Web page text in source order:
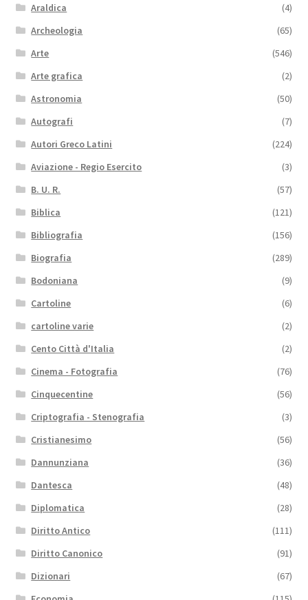
Araldica
(4)
Archeologia
(65)
Arte
(546)
Arte grafica
(2)
Astronomia
(50)
Autografi
(7)
Autori Greco Latini
(224)
Aviazione - Regio Esercito
(3)
B. U. R.
(57)
Biblica
(121)
Bibliografia
(156)
Biografia
(289)
Bodoniana
(9)
Cartoline
(6)
cartoline varie
(2)
Cento Città d'Italia
(2)
Cinema - Fotografia
(76)
Cinquecentine
(56)
Criptografia - Stenografia
(3)
Cristianesimo
(56)
Dannunziana
(36)
Dantesca
(48)
Diplomatica
(28)
Diritto Antico
(111)
Diritto Canonico
(91)
Dizionari
(67)